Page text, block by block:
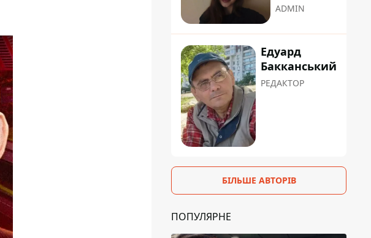
ADMIN
Едуард
Бакканський
РЕДАКТОР
БІЛЬШЕ АВТОРІВ
ПОПУЛЯРНЕ